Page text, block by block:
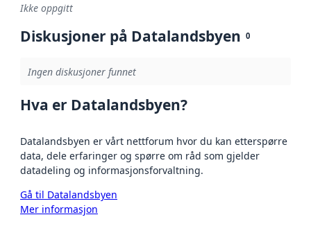
Ikke oppgitt
Diskusjoner på Datalandsbyen 0
Ingen diskusjoner funnet
Hva er Datalandsbyen?
Datalandsbyen er vårt nettforum hvor du kan etterspørre
data, dele erfaringer og spørre om råd som gjelder
datadeling og informasjonsforvaltning.
Gå til Datalandsbyen
Mer informasjon